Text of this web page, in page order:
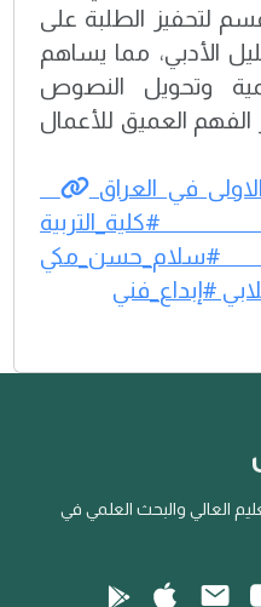
لتحفيز الطلبة على
الأدبي، مما يساهم
وتحويل النصوص
الفهم العميق للأعمال
في العراق
#كلية_التربية
#سلام_حسن_مكي
#إبداع_فني
العالي والبحث العلمي في